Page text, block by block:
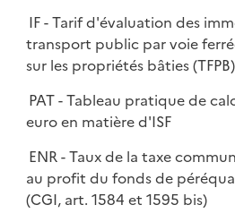
IF - Tarif d'évaluation des
transport public par voie
sur les propriétés bâties (TFPB)
PAT - Tableau pratique de
euro en matière d'ISF
ENR - Taux de la taxe
au profit du fonds de
(CGI, art. 1584 et 1595 bis)